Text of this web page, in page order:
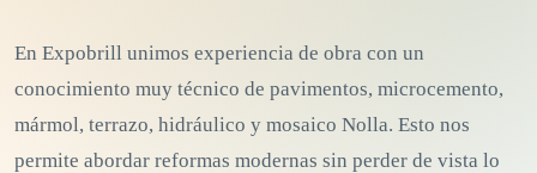
En Expobrill unimos experiencia de obra con un
conocimiento muy técnico de pavimentos, microcemento,
mármol, terrazo, hidráulico y mosaico Nolla. Esto nos
permite abordar reformas modernas sin perder de vista lo